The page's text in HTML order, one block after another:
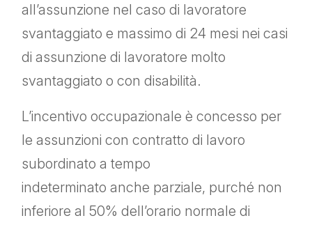
all’assunzione nel caso di lavoratore
svantaggiato e massimo di 24 mesi nei casi
di assunzione di lavoratore molto
svantaggiato o con disabilità.
L’incentivo occupazionale è concesso per
le assunzioni con contratto di lavoro
subordinato a tempo
indeterminato anche parziale, purché non
inferiore al 50% dell’orario normale di